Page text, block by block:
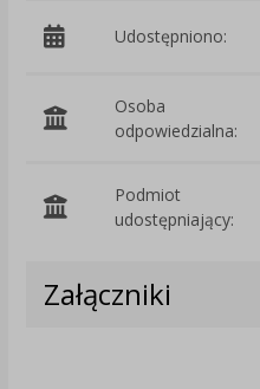
Udostępniono:
Osoba
odpowiedzialna:
Podmiot
udostępniający:
Załączniki